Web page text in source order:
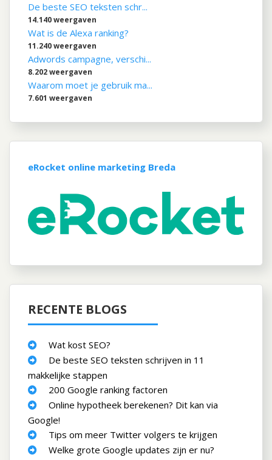
De beste SEO teksten schr...
14.140 weergaven
Wat is de Alexa ranking?
11.240 weergaven
Adwords campagne, verschi...
8.202 weergaven
Waarom moet je gebruik ma...
7.601 weergaven
eRocket online marketing Breda
RECENTE BLOGS
Wat kost SEO?
De beste SEO teksten schrijven in 11
makkelijke stappen
200 Google ranking factoren
Online hypotheek berekenen? Dit kan via
Google!
Tips om meer Twitter volgers te krijgen
Welke grote Google updates zijn er nu?